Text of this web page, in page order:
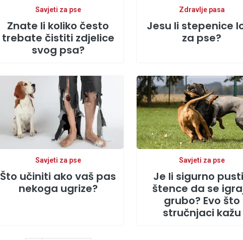
Savjeti za pse
Znate li koliko često
trebate čistiti zdjelice
svog psa?
Zdravlje pasa
Jesu li stepenice
za pse?
Savjeti za pse
Što učiniti ako vaš pas
nekoga ugrize?
Savjeti za pse
Je li sigurno
štence da se
grubo? Evo što
stručnjaci kažu